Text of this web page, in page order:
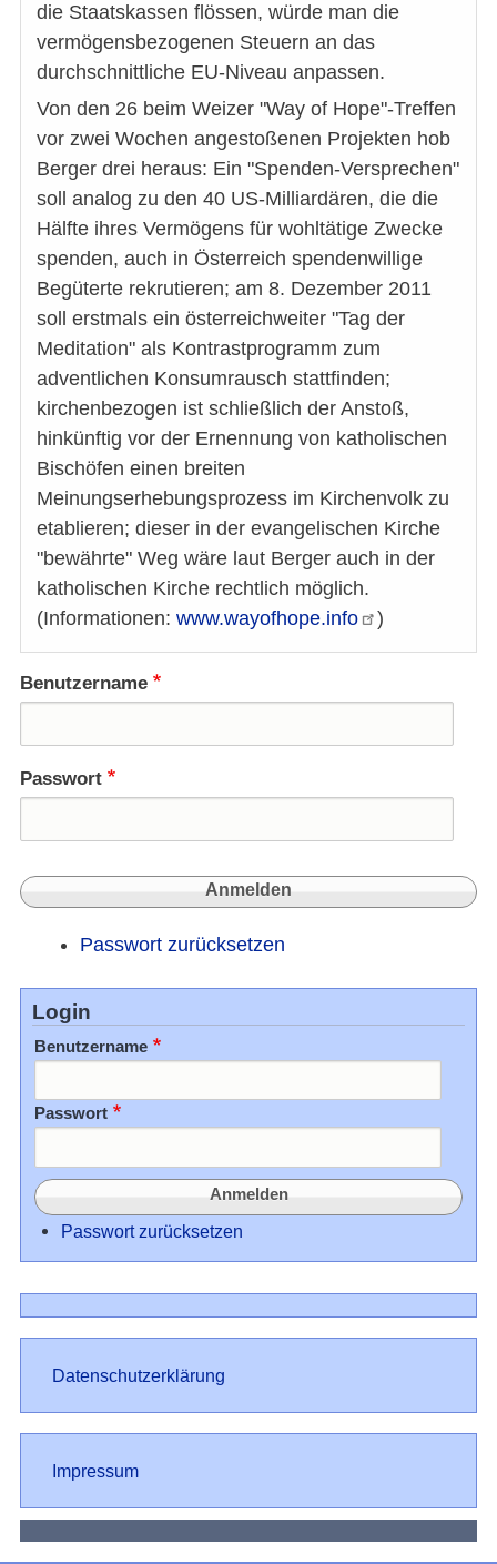
die Staatskassen flössen, würde man die
vermögensbezogenen Steuern an das
durchschnittliche EU-Niveau anpassen.
Von den 26 beim Weizer "Way of Hope"-Treffen
vor zwei Wochen angestoßenen Projekten hob
Berger drei heraus: Ein "Spenden-Versprechen"
soll analog zu den 40 US-Milliardären, die die
Hälfte ihres Vermögens für wohltätige Zwecke
spenden, auch in Österreich spendenwillige
Begüterte rekrutieren; am 8. Dezember 2011
soll erstmals ein österreichweiter "Tag der
Meditation" als Kontrastprogramm zum
adventlichen Konsumrausch stattfinden;
kirchenbezogen ist schließlich der Anstoß,
hinkünftig vor der Ernennung von katholischen
Bischöfen einen breiten
Meinungserhebungsprozess im Kirchenvolk zu
etablieren; dieser in der evangelischen Kirche
"bewährte" Weg wäre laut Berger auch in der
katholischen Kirche rechtlich möglich.
(Informationen: www.wayofhope.info )
Benutzername
Passwort
Passwort zurücksetzen
Login
Benutzername
Passwort
Passwort zurücksetzen
Datenschutz
Datenschutzerklärung
Impressum
Impressum